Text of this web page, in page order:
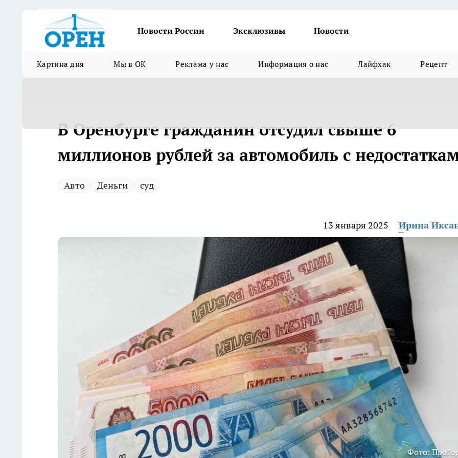
Новости России Эксклюзивы Новости
Картина дня Мы в ОК Реклама у нас Информация о нас Лайфхак Рецепт
В Оренбурге гражданин отсудил свыше 6
миллионов рублей за автомобиль с
Авто Деньги суд
13 января 2025 Ирина
Фото: